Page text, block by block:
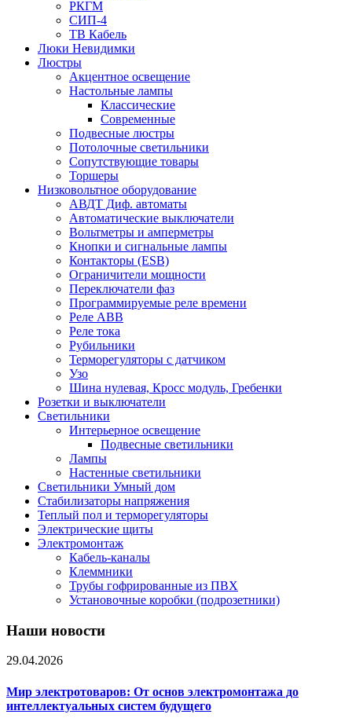
РКГМ
СИП-4
ТВ Кабель
Люки Невидимки
Люстры
Акцентное освещение
Настольные лампы
Классические
Современные
Подвесные люстры
Потолочные светильники
Сопутствующие товары
Торшеры
Низковольтное оборудование
АВДT Диф. автоматы
Автоматические выключатели
Вольтметры и амперметры
Кнопки и сигнальные лампы
Контакторы (ESB)
Ограничители мощности
Переключатели фаз
Программируемые реле времени
Реле ABB
Реле тока
Рубильники
Терморегуляторы с датчиком
Узо
Шина нулевая, Кросс модуль, Гребенки
Розетки и выключатели
Светильники
Интерьерное освещение
Подвесные светильники
Лампы
Настенные светильники
Светильники Умный дом
Стабилизаторы напряжения
Теплый пол и терморегуляторы
Электрические щиты
Электромонтаж
Кабель-каналы
Клеммники
Трубы гофрированные из ПВХ
Установочные коробки (подрозетники)
Наши новости
29.04.2026
Мир электротоваров: От основ электромонтажа до
интеллектуальных систем будущего